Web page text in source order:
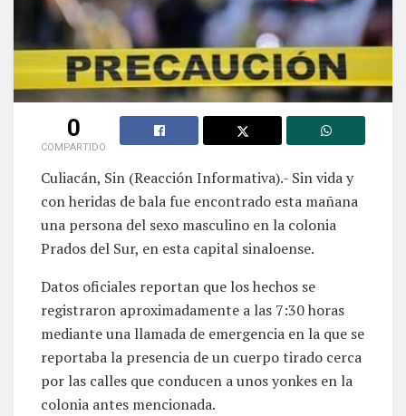
0
COMPARTIDO
Culiacán, Sin (Reacción Informativa).- Sin vida y
con heridas de bala fue encontrado esta mañana
una persona del sexo masculino en la colonia
Prados del Sur, en esta capital sinaloense.
Datos oficiales reportan que los hechos se
registraron aproximadamente a las 7:30 horas
mediante una llamada de emergencia en la que se
reportaba la presencia de un cuerpo tirado cerca
por las calles que conducen a unos yonkes en la
colonia antes mencionada.